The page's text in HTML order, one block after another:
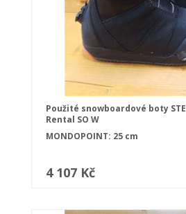
Použité snowboardové boty
Rental SO W
MONDOPOINT: 25 cm
4 107 Kč